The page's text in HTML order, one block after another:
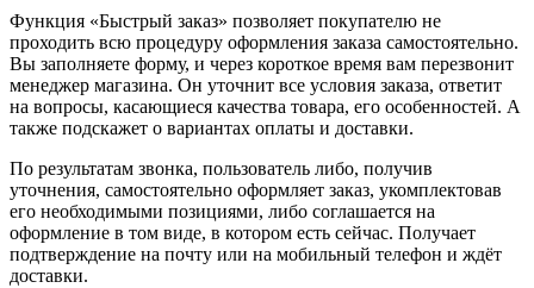
Функция «Быстрый заказ» позволяет покупателю не
проходить всю процедуру оформления заказа самостоятельно.
Вы заполняете форму, и через короткое время вам перезвонит
менеджер магазина. Он уточнит все условия заказа, ответит
на вопросы, касающиеся качества товара, его особенностей. А
также подскажет о вариантах оплаты и доставки.
По результатам звонка, пользователь либо, получив
уточнения, самостоятельно оформляет заказ, укомплектовав
его необходимыми позициями, либо соглашается на
оформление в том виде, в котором есть сейчас. Получает
подтверждение на почту или на мобильный телефон и ждёт
доставки.